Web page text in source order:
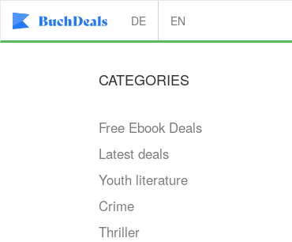
DE EN
CATEGORIES
Free Ebook Deals
Latest deals
Youth literature
Crime
Thriller